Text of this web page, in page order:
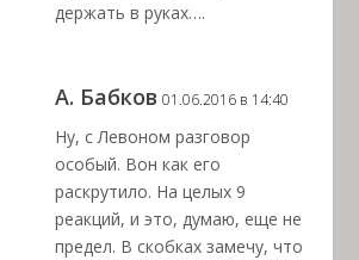
держать в руках….
А. Бабков 01.06.2016 в 14:40
Ну, с Левоном разговор
особый. Вон как его
раскрутило. На целых 9
реакций, и это, думаю, еще не
предел. В скобках замечу, что